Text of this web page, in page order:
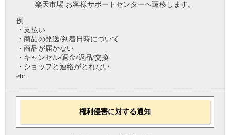
楽天市場 お客様サポートセンターへ遷移します。
例
・支払い
・商品の発送/到着日時について
・商品が届かない
・キャンセル/返金/返品/交換
・ショップと連絡がとれない
etc.
権利侵害に対する通知